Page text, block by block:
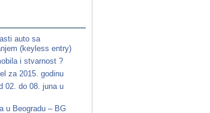
auto sa
(keyless entry)
i stvarnost ?
za 2015. godinu
02. do 08. juna u
u Beogradu – BG